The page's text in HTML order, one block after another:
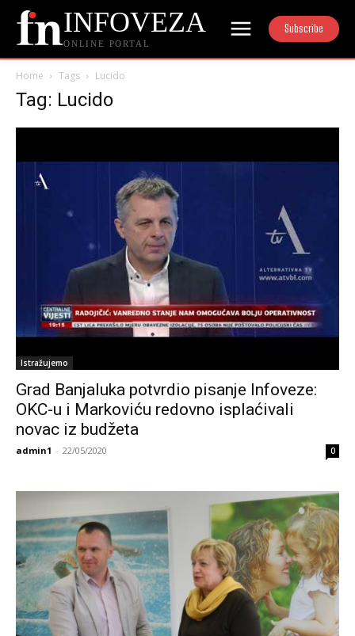
INFOVEZA
ONLINE PORTAL
Subscribe
Home Tags Lucido
Tag: Lucido
Istražujemo
Grad Banjaluka potvrdio pisanje Infoveze:
OKC-u i Markoviću redovno isplaćivali
novac iz budžeta
admin1 - 22/05/2020 0